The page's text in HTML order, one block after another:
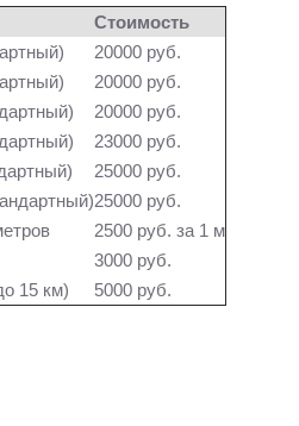
Стоимость
20000 руб.
20000 руб.
20000 руб.
23000 руб.
25000 руб.
25000 руб.
2500 руб. за 1 м
3000 руб.
15 км)
5000 руб.